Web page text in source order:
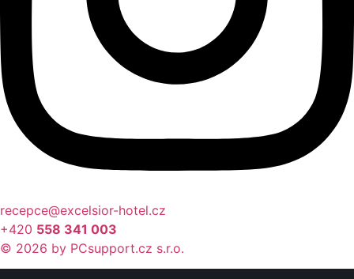
recepce@excelsior-hotel.cz
+420 558 341 003
© 2026 by PCsupport.cz s.r.o.